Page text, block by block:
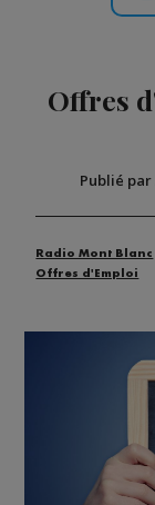
Offres
Publié
Radio Mont Blanc
Offres d'Emploi